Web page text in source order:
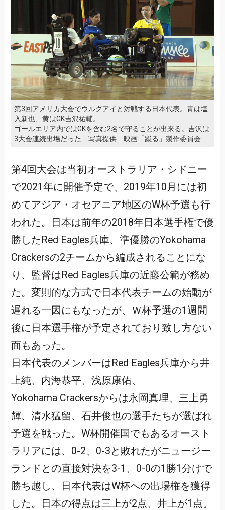
第3回アメリカ大会でウルグアイと対戦する日本代表。青は塩
入新也、黄はGK吉沢祐輔。
ゴールエリア内ではGKを含む2名で守ることが出来る。吉沢は
3大会連続出場だった 写真提供 映画「蹴る」製作委員会
第4回大会は当初オーストラリア・シドニー
で2021年に開催予定で、2019年10月には初
めてアジア・オセアニア地区のW杯予選も行
われた。日本は前年の2018年日本選手権で優
勝したRed Eagles兵庫、準優勝のYokohama
Crackersの2チームから編成されることにな
り、監督はRed Eagles兵庫の近藤公範が務め
た。変則的な方式で日本代表チームの始動が
遅れる一因にもなったが、Ｗ杯予選の1週間
後に日本選手権が予定されており致し方ない
面もあった。
日本代表のメンバーはRed Eagles兵庫から井
上純、内海恭平、浅原康佑、
Yokohama Crackersからは永岡真理、三上勇
輝、清水猛留、石井俊也の選手たちが選ばれ
予選を戦った。W杯開催国でもあるオースト
ラリアには、0-2、0-3と敗れたがニュージー
ランドとの直接対決を3-1、0-0の1勝1分けで
勝ち越し、日本代表はW杯への出場権を獲得
した。日本の得点は三上が2点、井上が1点。